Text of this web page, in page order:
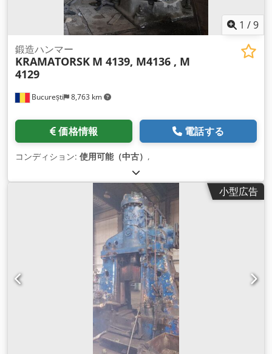
1 /9
București 8,763 km
鍛造ハンマー
KRAMATORSK M 4139, M4136 , M
4129
価格情報 電話する
コンディション: 使用可能（中古） ,
小型広告